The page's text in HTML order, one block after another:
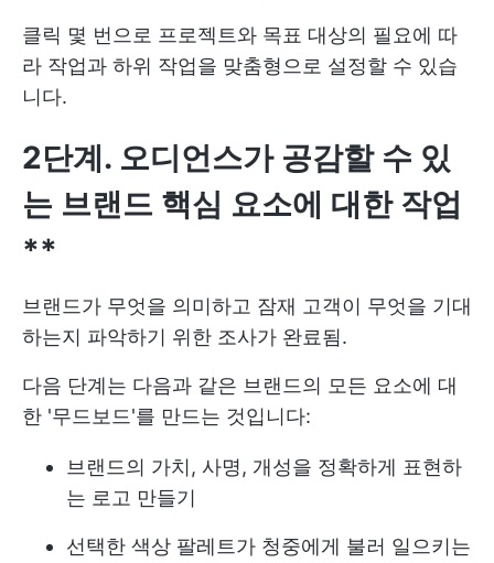
클릭 몇 번으로 프로젝트와 목표 대상의 필요에 따
라 작업과 하위 작업을 맞춤형으로 설정할 수 있습
니다.
2단계. 오디언스가 공감할 수 있
는 브랜드 핵심 요소에 대한 작업
**
브랜드가 무엇을 의미하고 잠재 고객이 무엇을 기대
하는지 파악하기 위한 조사가 완료됨.
다음 단계는 다음과 같은 브랜드의 모든 요소에 대
한 '무드보드'를 만드는 것입니다:
브랜드의 가치, 사명, 개성을 정확하게 표현하
는 로고 만들기
선택한 색상 팔레트가 청중에게 불러 일으키는